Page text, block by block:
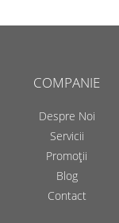
COMPANIE
Despre Noi
Servicii
Promoții
Blog
Contact